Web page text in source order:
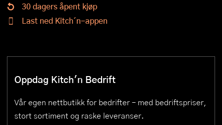
30 dagers åpent kjøp
Last ned Kitch´n-appen
Oppdag Kitch'n Bedrift
Vår egen nettbutikk for bedrifter – med bedriftspriser,
stort sortiment og raske leveranser.